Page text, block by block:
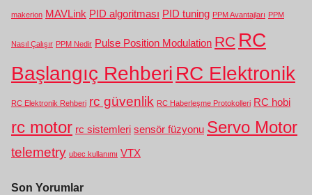
makerion MAVLink PID algoritması PID tuning PPM Avantajları PPM
Nasıl Çalışır PPM Nedir Pulse Position Modulation RC RC
Başlangıç Rehberi RC Elektronik
RC Elektronik Rehberi rc güvenlik RC Haberleşme Protokolleri RC hobi
rc motor rc sistemleri sensör füzyonu Servo Motor
telemetry ubec kullanımı VTX
Son Yorumlar